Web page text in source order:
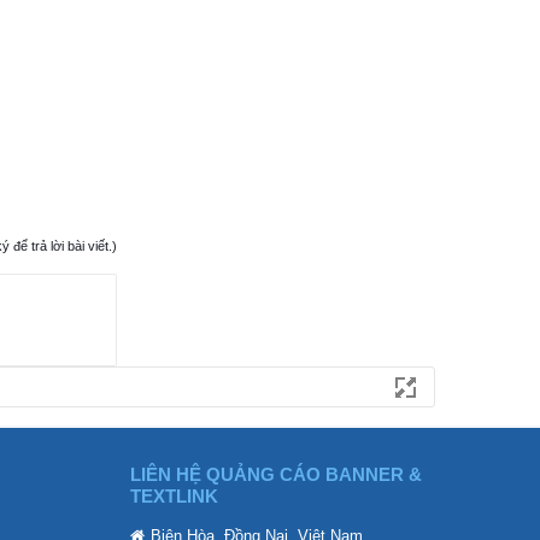
để trả lời bài viết.)
LIÊN HỆ QUẢNG CÁO BANNER &
TEXTLINK
Biên Hòa, Đồng Nai, Việt Nam